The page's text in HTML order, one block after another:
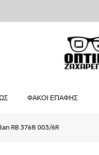
ΦΑΚΟΙ ΕΠΑΦΗΣ
RB 3768 003/6R